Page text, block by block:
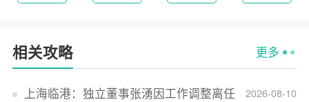
相关攻略 更多
2026-08-10
上海临港：独立董事张湧因工作调整离任